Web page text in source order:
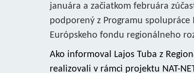
januára a začiatkom februára
podporený z Programu
Európskeho fondu regionálneho
Ako informoval Lajos Tuba z
realizovali v rámci projektu NAT-